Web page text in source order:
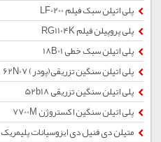
پلی اتیلن سبک فیلم LF0200
پلی پروپیلن فیلم RG1104K
پلی اتیلن سبک خطی 18B01
پلی اتیلن سنگین تزریقی(پودر) 62N07
پلی اتیلن سنگین تزریقی 52b18
پلی اتیلن سنگین اکستروژن 7700M
متیلن دی فنیل دی ایزوسیانات پلیمریک